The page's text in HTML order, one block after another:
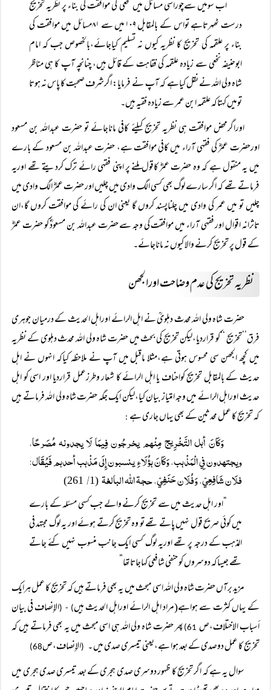
اب سومیں سےچوراسی مسائل میں نخعی کی موافقت کی بناء پر نظریہ تخریج
درست ٹھہرتاہے تواس کے بالمقابل ۱۰۹میں سے ۸۱مسائل میں موافقت کی
بناء پر علقمہ کی تخریج کا نظریہ کیوں نہ تسلیم کیاجائے،بالخصوص جب کہ امام
ابوحنیفہ نخعی سے زیادہ علقمہ کی فقاہت کے قائل ہیں، چنانچہ آپ کا ہی مناظر
شاہ ولی اللہ نے نقل کیاہے کہ آپ نے فرمایا: اگرشرف صحبت کا پاس نہ ہوتا
تومیں کہتاکہ علقمہ ابن عمر سے زیادہ فقیہ ہیں۔
اوراگرمحض موافقت ہی نظریہ تخریج کیلئے کافی ماناجائے تو حضرت عبداللہ بن مسعود
اورحضرت عمرؓ کی فقہی آراء میں کافی موافقت ہے، حضرت عبداللہ بن مسعود کے بارے
میں یہ منقول ہے کہ وہ حضرت عمرؓ کاقول ملنے پر اپنی فقہی رائے ترک کردیتے تھے اوریہ
فرماتے تھے کہ اگر سارے لوگ بھی کسی الگ وادی میں چلیں اور حضرت عمرؓ الگ وادی میں
چلیں تو میں عمر کی وادی میں چلناپسند کروں گا یعنی ان کی رائے کی موافقت کروں گا،ان
تاثرانہ اقوال اور فقہی آراء میں موافقت کی وجہ سے حضرت عبداللہ بن مسعودؓ کو حضرت عمرؓ
کے قول پر تخریج کرنے والا کیوں نہ ماناجائے۔
نظریہ تخریج کی عدم وضاحت اورالجھن
حضرت شاہ ولی اللہ محدث دہلویؒ نے اہل الرائے اوراہل الحدیث کے درمیان جوہری
فرق’’تخریج ‘‘کو قراردیا،لیکن تخریج کی بحث میں حضرت شاہ ولی اللہ محدث دہلوی کے نظریہ
میں کچھ الجھن سی محسوس ہوتی ہے،مثلا ماقبل میں آپ نے ملاحظہ کیاکہ انہوں نے اہل
حدیث کے بالمقابل تخریج کواحناف یا اہل الرائے کا شعار وطرزعمل قراردیا اور اسی کو اہل
حدیث اوراہل الرائے میں وجہ امتیاز بیان کیا،لیکن ایک جگہ حضرت شاہ ولی اللہ فرماتے ہیں
کہ تخریج کا عمل محدثین کے بھی یہاں جاری ہے :
وَكَانَ أہل التَّخْرِيج مِنْہم يخرجُون فِيمَا لَا يجدونہ مُصَرحًا،
ويجتہدون فِي الْمَذْہب، وَكَانَ ہؤُلَاءِ ينسبون إِلَی مَذْہب أحدہم فَيُقَال:
فلَان شَافِعِيّ، وَفُلَان حَنَفِيّ، حجۃ اللہ البالغۃ(1
/
“اور اہل حدیث میں سے تخریج کرنے والے جب کسی مسئلہ کے بارے
میں کوئی صریح قول نہیں پاتے تھے تو وہ تخریج کرتے ہوئے اور یہ لوگ مجتہد فی
المذہب کے درجہ پر تھے اوریہ لوگ کسی ایک جانب منسوب نہیں کئے جاتے
تھے جیساکہ دوسروں کو حنفی شافعی کہاجاتاتھا”
مزید برآں حضرت شاہ ولی اللہ اسی مبحث میں یہ بھی فرماتے ہیں کہ تخریج کا عمل ہرایک
کے یہاں کثرت سے ہواہے(مراد اہل الرائے اوراہل الحدیث ہیں) - (الإنصاف في بيان
أسباب الاختلاف،ص
پھر حضرت شاہ ولی اللہ ہی اسی مبحث میں یہ بھی فرماتے ہیں کہ
تخریج کا عمل دوصدی کے بعد ہوا ہے،یعنی تیسری صدی میں ۔ (الإنصاف،ص68)
سوال یہ ہے کہ اگر تخریج کا ظہور دوسری صدی ہجری کے بعد تیسری صدی ہجری میں